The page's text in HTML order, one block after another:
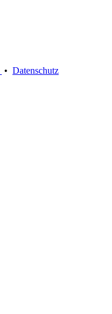
• Datenschutz